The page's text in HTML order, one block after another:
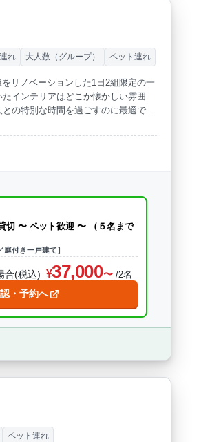
リノベーションした1日2組限定の一
インテリアはどこか懐かしい雰囲
の特別な時間を過ごすのに最適で
れ 大人数（グループ） ペット連れ
切 〜 ペット歓迎 〜 （５名まで
付き一戸建て］
合(税込) 37,000 /2名
・予約へ
ペット連れ